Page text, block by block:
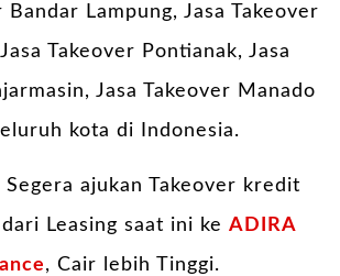
Bandar Lampung, Jasa Takeover
Takeover Pontianak, Jasa
Jasa Takeover Manado
kota di Indonesia.
Segera ajukan Takeover kredit
Leasing saat ini ke ADIRA
, Cair lebih Tinggi.